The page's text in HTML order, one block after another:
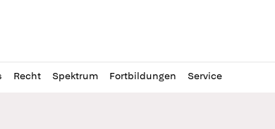
Recht Spektrum Fortbildungen Service